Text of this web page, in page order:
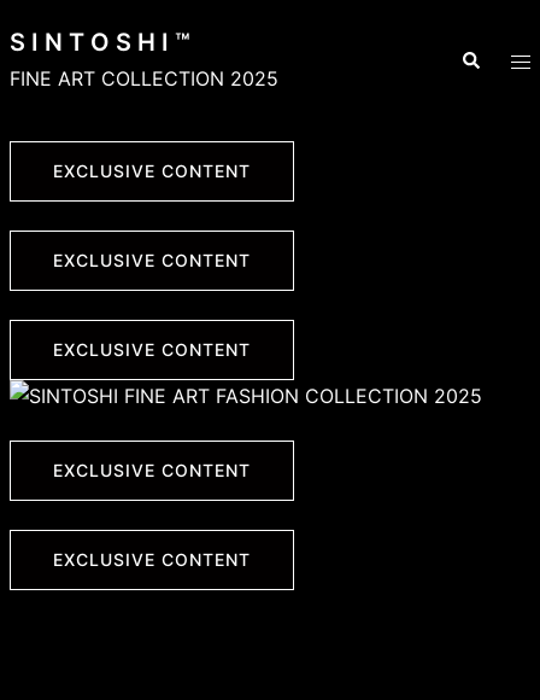
to
content
S I N T O S H I ™
FINE ART COLLECTION 2025
Search
EXCLUSIVE CONTENT
EXCLUSIVE CONTENT
EXCLUSIVE CONTENT
EXCLUSIVE CONTENT
EXCLUSIVE CONTENT